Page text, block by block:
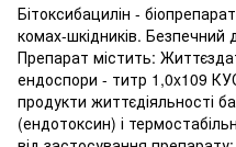
Бітоксибацилін -
комах-шкідників.
Препарат містить:
ендоспори - титр 1,0x109 КУО
продукти життєдіяльності
(ендотоксин) і